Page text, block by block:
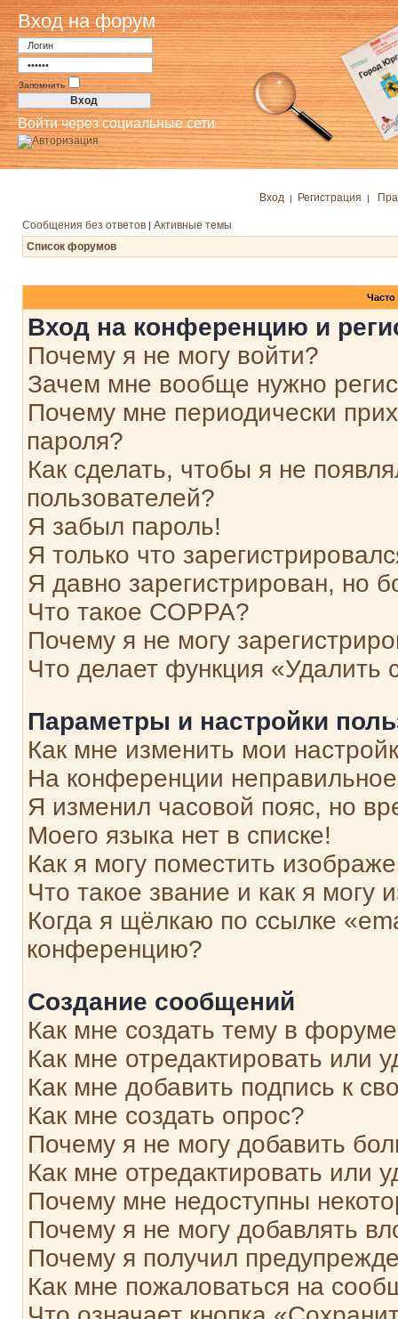
Вход на форум
Запомнить
Войти через социальные сети
Вход | Регистрация |
Сообщения без ответов | Активные темы
Список форумов
Вход на конференцию и
Почему я не могу войти?
Зачем мне вообще нужно
Почему мне периодически
пароля?
Как сделать, чтобы я не
пользователей?
Я забыл пароль!
Я только что
Я давно зарегистрирован, но
Что такое COPPA?
Почему я не могу
Что делает функция «Удалить
Параметры и настройки
Как мне изменить мои
На конференции
Я изменил часовой пояс, но
Моего языка нет в списке!
Как я могу поместить
Что такое звание и как я могу
Когда я щёлкаю по ссылке
конференцию?
Создание сообщений
Как мне создать тему в
Как мне отредактировать или
Как мне добавить подпись к
Как мне создать опрос?
Почему я не могу добавить
Как мне отредактировать или
Почему мне недоступны
Почему я не могу добавлять
Почему я получил
Как мне пожаловаться на